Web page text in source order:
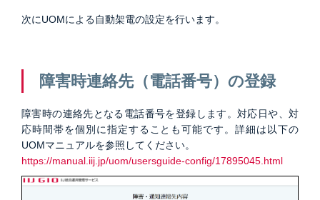
次にUOMによる自動架電の設定を行います。
障害時連絡先（電話番号）の登録
障害時の連絡先となる電話番号を登録します。対応日や、対
応時間帯を個別に指定することも可能です。詳細は以下の
UOMマニュアルを参照してください。
https://manual.iij.jp/uom/usersguide-config/17895045.html